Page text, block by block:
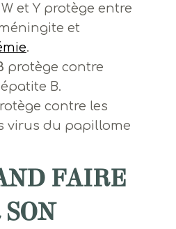
et Y protège entre
et
.
protège contre
B.
contre les
virus du papillome
FAIRE